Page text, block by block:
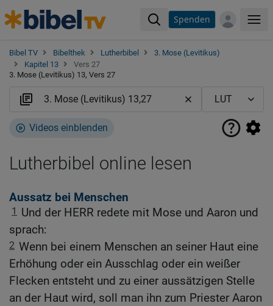
Spenden
Bibel TV Bibelthek Lutherbibel
3. Mose (Levitikus)
Kapitel 13
Vers 27
3. Mose (Levitikus) 13, Vers 27
Videos einblenden
Lutherbibel online lesen
Aussatz bei Menschen
1
Und der HERR redete mit Mose und Aaron und
sprach:
2 Wenn bei einem Menschen an seiner Haut eine
Erhöhung oder ein Ausschlag oder ein weißer
Flecken entsteht und zu einer aussätzigen Stelle
an der Haut wird, soll man ihn zum Priester Aaron